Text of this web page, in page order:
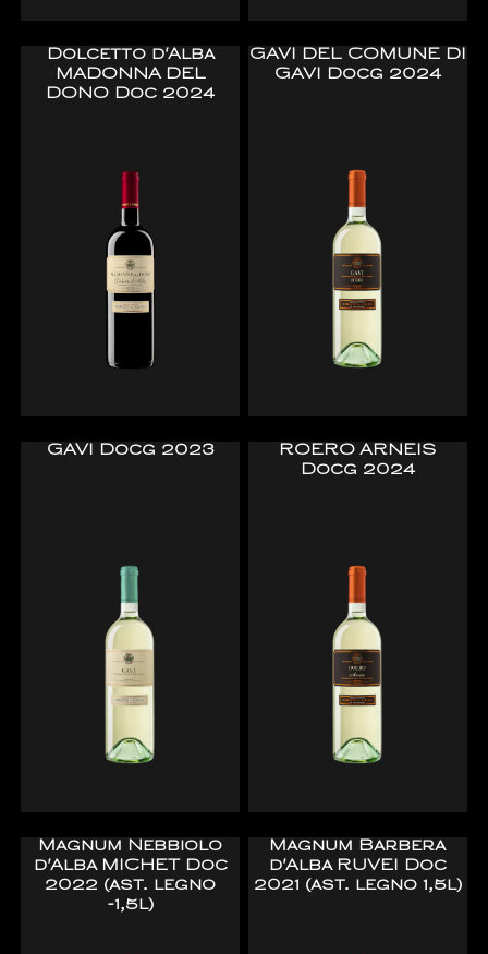
Dolcetto d'Alba
MADONNA DEL
DONO Doc 2024
GAVI DEL COMUNE DI
GAVI Docg 2024
GAVI Docg 2023
ROERO ARNEIS
Docg 2024
Magnum Nebbiolo
d'Alba MICHET Doc
2022 (ast. legno
-1,5l)
Magnum Barbera
d'Alba RUVEI Doc
2021 (ast. legno 1,5l)